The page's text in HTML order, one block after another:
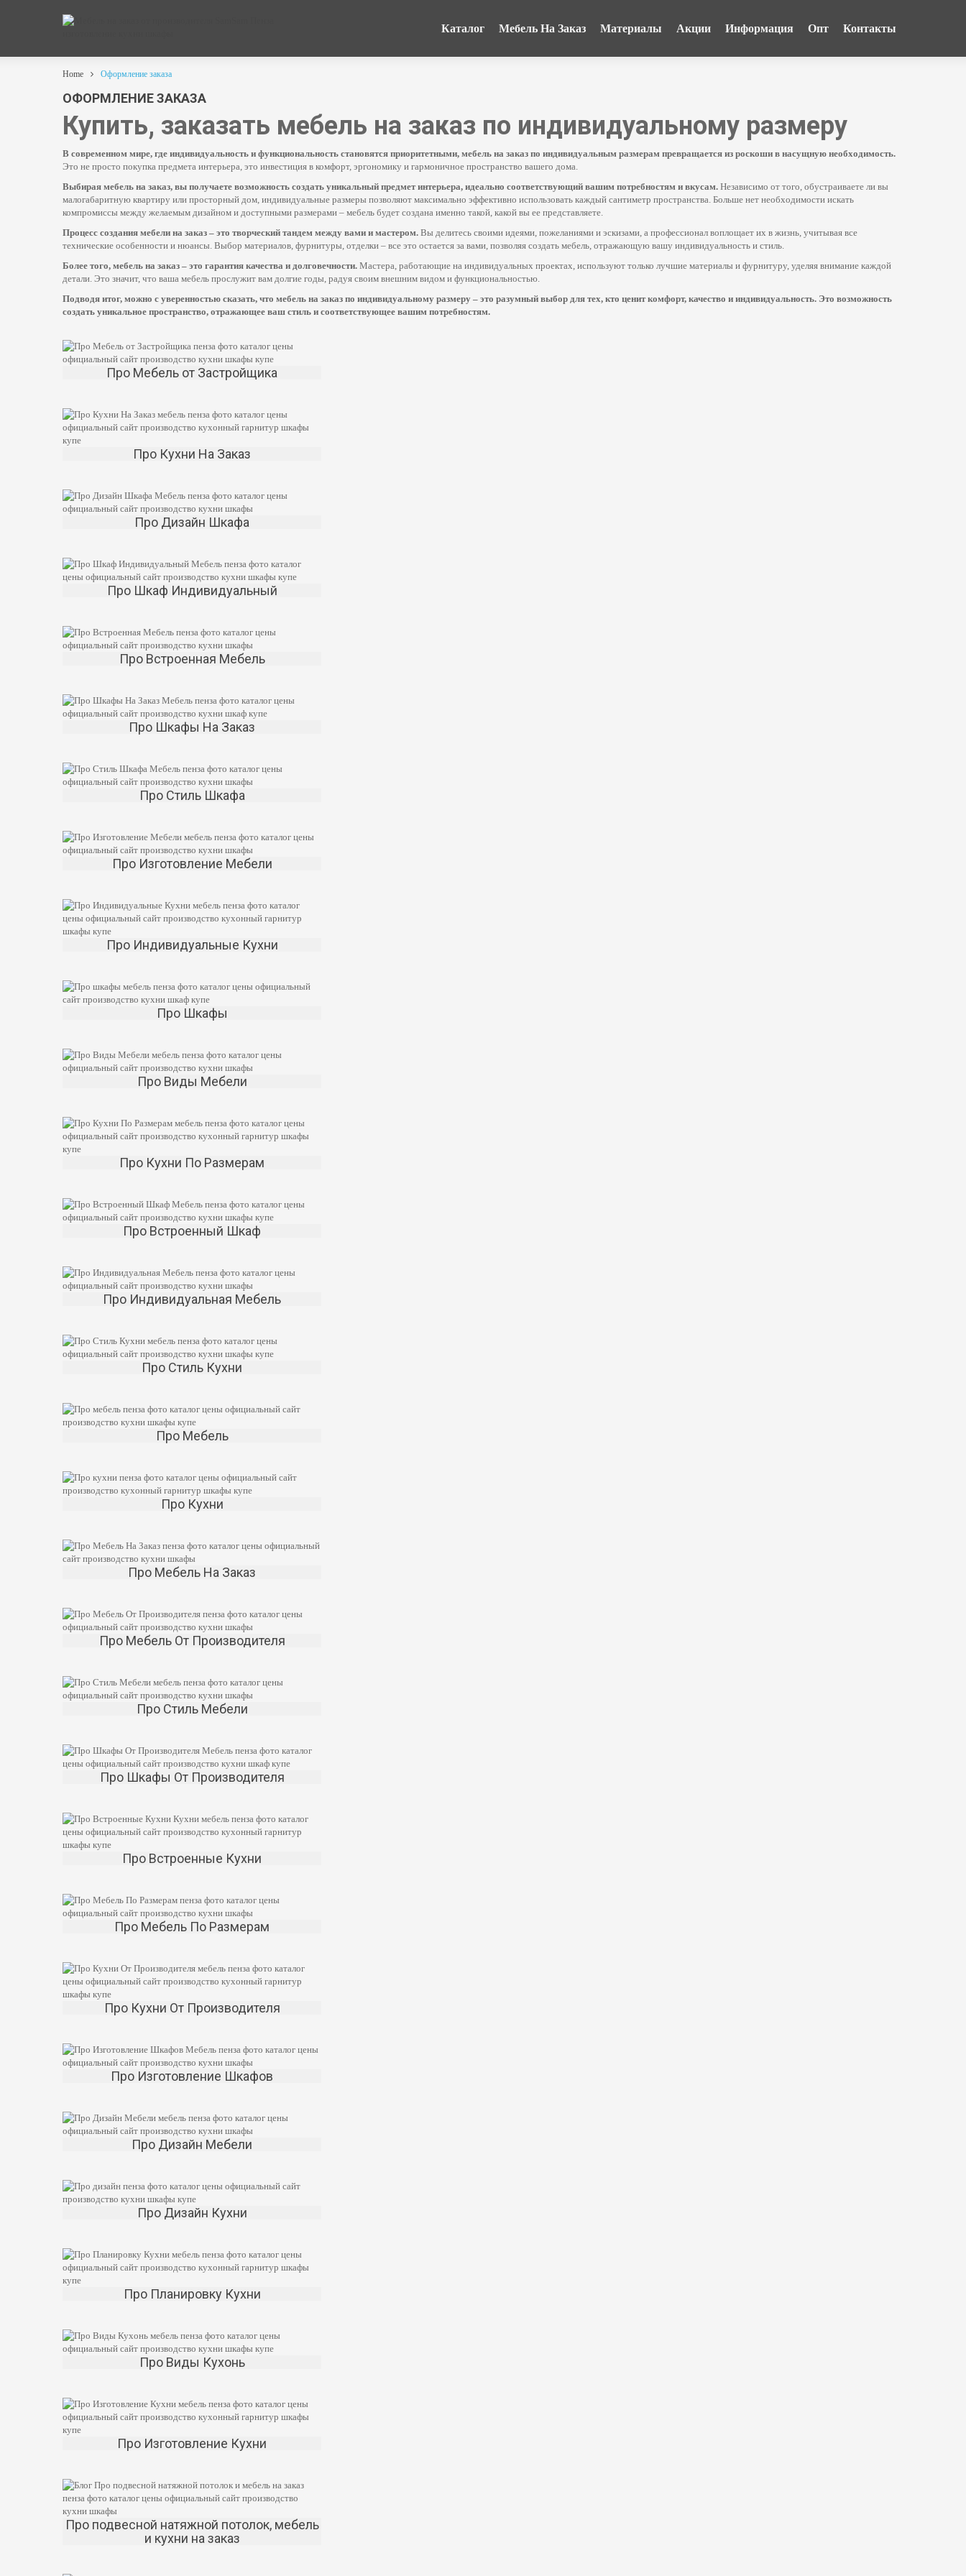
Каталог Мебель На Заказ Материалы Акции Информация Опт Контакты
Home Оформление заказа
ОФОРМЛЕНИЕ ЗАКАЗА
Купить, заказать мебель на заказ по индивидуальному размеру
В современном мире, где индивидуальность и функциональность становятся приоритетными, мебель на заказ по индивидуальным размерам превращается из роскоши в насущную необходимость.
Это не просто покупка предмета интерьера, это инвестиция в комфорт, эргономику и гармоничное пространство вашего дома.
Выбирая мебель на заказ, вы получаете возможность создать уникальный предмет интерьера, идеально соответствующий вашим потребностям и вкусам. Независимо от того, обустраиваете ли вы
малогабаритную квартиру или просторный дом, индивидуальные размеры позволяют максимально эффективно использовать каждый сантиметр пространства. Больше нет необходимости искать
компромиссы между желаемым дизайном и доступными размерами – мебель будет создана именно такой, какой вы ее представляете.
Процесс создания мебели на заказ – это творческий тандем между вами и мастером. Вы делитесь своими идеями, пожеланиями и эскизами, а профессионал воплощает их в жизнь, учитывая все
технические особенности и нюансы. Выбор материалов, фурнитуры, отделки – все это остается за вами, позволяя создать мебель, отражающую вашу индивидуальность и стиль.
Более того, мебель на заказ – это гарантия качества и долговечности. Мастера, работающие на индивидуальных проектах, используют только лучшие материалы и фурнитуру, уделяя внимание каждой
детали. Это значит, что ваша мебель прослужит вам долгие годы, радуя своим внешним видом и функциональностью.
Подводя итог, можно с уверенностью сказать, что мебель на заказ по индивидуальному размеру – это разумный выбор для тех, кто ценит комфорт, качество и индивидуальность. Это возможность
создать уникальное пространство, отражающее ваш стиль и соответствующее вашим потребностям.
Про Мебель от Застройщика
Про Кухни На Заказ
Про Дизайн Шкафа
Про Шкаф Индивидуальный
Про Встроенная Мебель
Про Шкафы На Заказ
Про Стиль Шкафа
Про Изготовление Мебели
Про Индивидуальные Кухни
Про Шкафы
Про Виды Мебели
Про Кухни По Размерам
Про Встроенный Шкаф
Про Индивидуальная Мебель
Про Стиль Кухни
Про Мебель
Про Кухни
Про Мебель На Заказ
Про Мебель От Производителя
Про Стиль Мебели
Про Шкафы От Производителя
Про Встроенные Кухни
Про Мебель По Размерам
Про Кухни От Производителя
Про Изготовление Шкафов
Про Дизайн Мебели
Про Дизайн Кухни
Про Планировку Кухни
Про Виды Кухонь
Про Изготовление Кухни
Про подвесной натяжной потолок, мебель
и кухни на заказ